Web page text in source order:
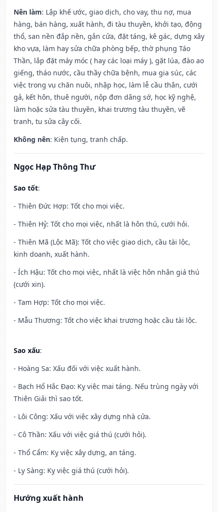
Nên làm: Lập khế ước, giao dịch, cho vay, thu nợ, mua
hàng, bán hàng, xuất hành, đi tàu thuyền, khởi tạo, động
thổ, san nền đắp nền, gắn cửa, đặt táng, kê gác, dựng xây
kho vựa, làm hay sửa chữa phòng bếp, thờ phụng Táo
Thần, lắp đặt máy móc ( hay các loại máy ), gặt lúa, đào ao
giếng, tháo nước, cầu thầy chữa bệnh, mua gia súc, các
việc trong vụ chăn nuôi, nhập học, làm lễ cầu thân, cưới
gả, kết hôn, thuê người, nộp đơn dâng sớ, học kỹ nghệ,
làm hoặc sửa tàu thuyền, khai trương tàu thuyền, vẽ
tranh, tu sửa cây cối.
Không nên: Kiện tụng, tranh chấp.
Ngọc Hạp Thông Thư
Sao tốt:
- Thiên Đức Hợp: Tốt cho mọi việc.
- Thiên Hỷ: Tốt cho mọi việc, nhất là hôn thú, cưới hỏi.
- Thiên Mã (Lộc Mã): Tốt cho việc giao dịch, cầu tài lộc,
kinh doanh, xuất hành.
- Ích Hậu: Tốt cho mọi việc, nhất là việc hôn nhân giá thú
(cưới xin).
- Tam Hợp: Tốt cho mọi việc.
- Mẫu Thương: Tốt cho việc khai trương hoặc cầu tài lộc.
Sao xấu:
- Hoàng Sa: Xấu đối với việc xuất hành.
- Bạch Hổ Hắc Đạo: Kỵ việc mai táng. Nếu trùng ngày với
Thiên Giải thì sao tốt.
- Lôi Công: Xấu với việc xây dựng nhà cửa.
- Cô Thần: Xấu với việc giá thú (cưới hỏi).
- Thổ Cẩm: Kỵ việc xây dựng, an táng.
- Ly Sàng: Kỵ việc giá thú (cưới hỏi).
Hướng xuất hành